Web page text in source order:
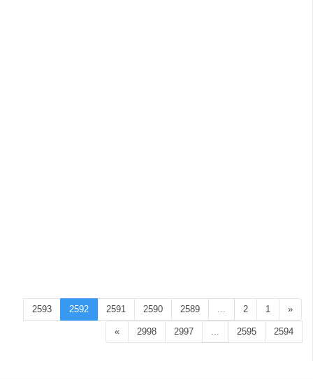
«
1
2
...
2589
2590
2591
2592
2593
2594
2595
...
2997
2998
»